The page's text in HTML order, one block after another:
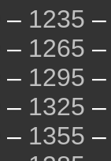
– 1235 –
– 1265 –
– 1295 –
– 1325 –
– 1355 –